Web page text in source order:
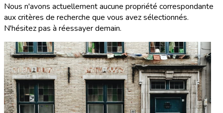
Nous n'avons actuellement aucune propriété correspondante
aux critères de recherche que vous avez sélectionnés.
N'hésitez pas à réessayer demain.